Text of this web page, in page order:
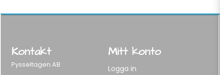
Kontakt
Pysseltagen AB
Mitt konto
Logga in